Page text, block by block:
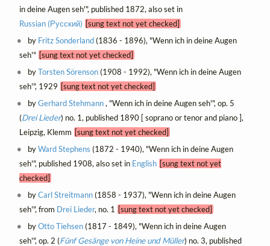
in deine Augen seh'", published 1872, also set in
Russian (Русский) [sung text not yet checked]
by Fritz Sonderland(1836 - 1896), "Wenn ich in deine Augen
seh'" [sung text not yet checked]
byTorsten Sörenson(1908 - 1992), "Wenn ich in deine Augen
seh'", 1929 [sung text not yet checked]
byGerhard Stehmann, "Wenn ich in deine Augen seh'", op. 5
(Drei Lieder) no. 1, published 1890 [ soprano or tenor and piano ],
Leipzig, Klemm [sung text not yet checked]
byWard Stephens (1872 - 1940), "Wenn ich in deine Augen
seh'", published 1908, also set in English [sung text not yet
checked]
byCarl Streitmann(1858 - 1937), "Wenn ich in deine Augen
seh'", from Drei Lieder, no. 1
[sung text not yet checked]
byOtto Tiehsen(1817 - 1849), "Wenn ich in deine Augen
seh'", op. 2 (Fünf Gesänge von Heine und Müller) no. 3, published